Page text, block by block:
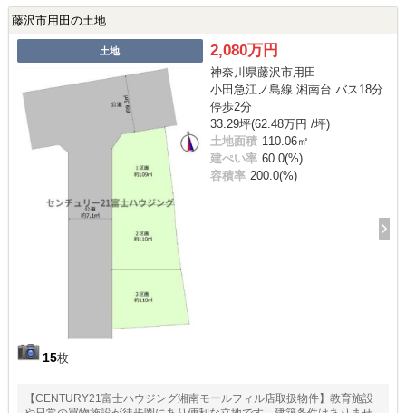
藤沢市用田の土地
土地
15枚
2,080万円
神奈川県藤沢市用田
小田急江ノ島線 湘南台 バス18分
停歩2分
33.29坪(62.48万円 /坪)
土地面積 110.06㎡
建ぺい率 60.0(%)
容積率 200.0(%)
【CENTURY21富士ハウジング湘南モールフィル店取扱物件】教育施設